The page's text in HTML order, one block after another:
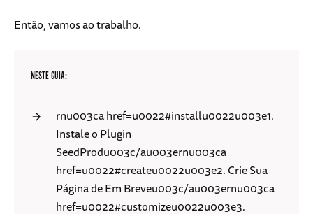
Então, vamos ao trabalho.
NESTE GUIA:
rnu003ca href=u0022#installu0022u003e1.
Instale o Plugin
SeedProdu003c/au003ernu003ca
href=u0022#createu0022u003e2. Crie Sua
Página de Em Breveu003c/au003ernu003ca
href=u0022#customizeu0022u003e3.